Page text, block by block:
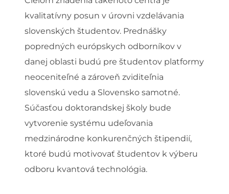
kvalitatívny posun v úrovni vzdelávania
slovenských študentov. Prednášky
popredných európskych odborníkov v
danej oblasti budú pre študentov platformy
neoceniteľné a zároveň zviditeľnia
slovenskú vedu a Slovensko samotné.
Súčasťou doktorandskej školy bude
vytvorenie systému udeľovania
medzinárodne konkurenčných štipendií,
ktoré budú motivovať študentov k výberu
odboru kvantová technológia.